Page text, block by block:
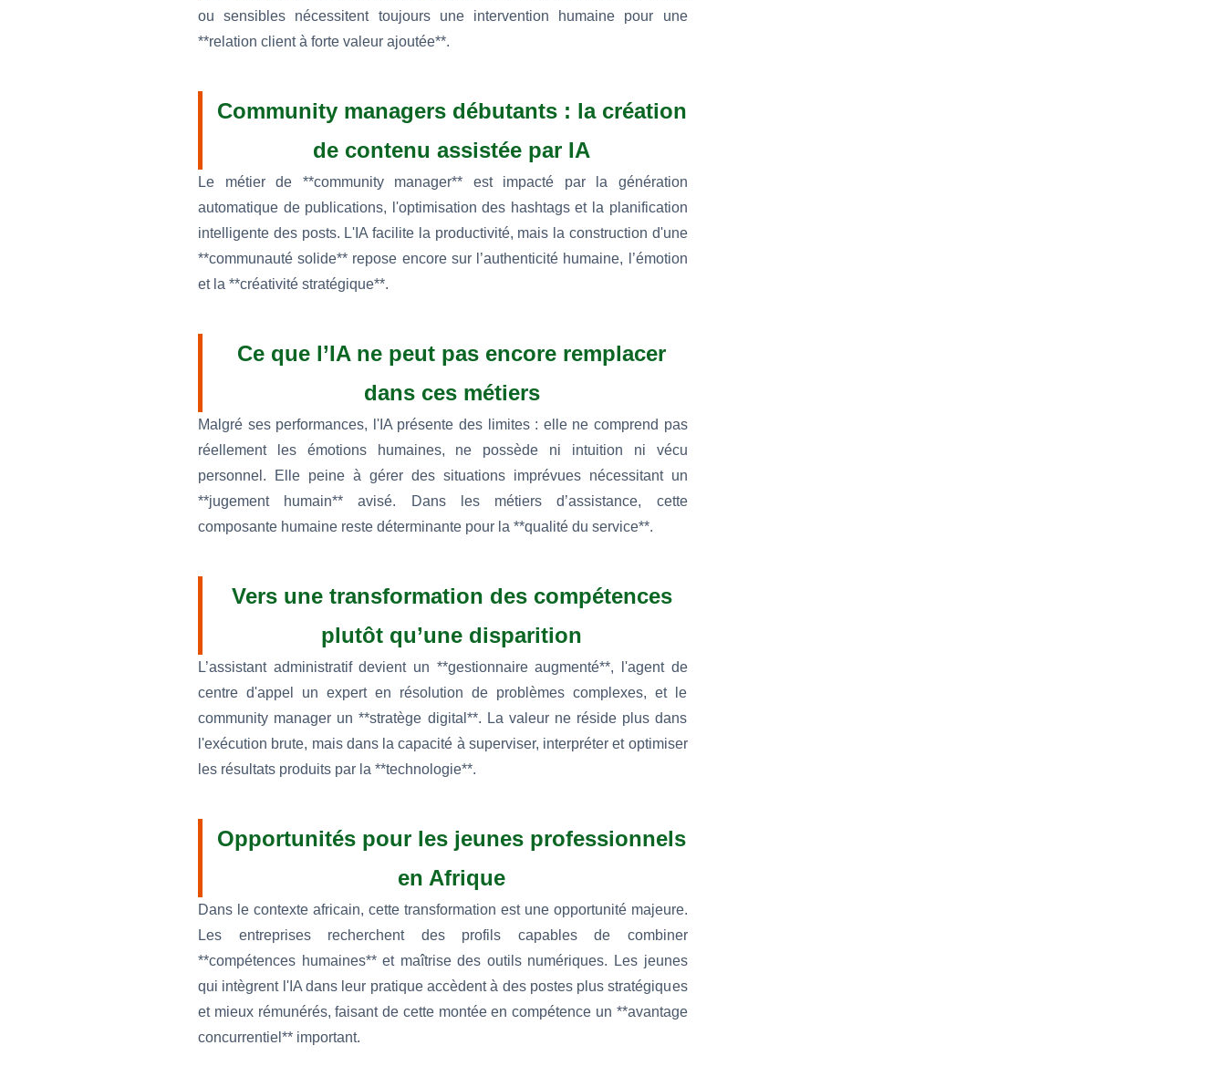
ou sensibles nécessitent toujours une intervention humaine pour une
**relation client à forte valeur ajoutée**.
Community managers débutants : la création
de contenu assistée par IA
Le métier de **community manager** est impacté par la génération
automatique de publications, l'optimisation des hashtags et la planification
intelligente des posts. L'IA facilite la productivité, mais la construction d'une
**communauté solide** repose encore sur l’authenticité humaine, l’émotion
et la **créativité stratégique**.
Ce que l’IA ne peut pas encore remplacer
dans ces métiers
Malgré ses performances, l'IA présente des limites : elle ne comprend pas
réellement les émotions humaines, ne possède ni intuition ni vécu
personnel. Elle peine à gérer des situations imprévues nécessitant un
**jugement humain** avisé. Dans les métiers d’assistance, cette
composante humaine reste déterminante pour la **qualité du service**.
Vers une transformation des compétences
plutôt qu’une disparition
L’assistant administratif devient un **gestionnaire augmenté**, l'agent de
centre d'appel un expert en résolution de problèmes complexes, et le
community manager un **stratège digital**. La valeur ne réside plus dans
l'exécution brute, mais dans la capacité à superviser, interpréter et optimiser
les résultats produits par la **technologie**.
Opportunités pour les jeunes professionnels
en Afrique
Dans le contexte africain, cette transformation est une opportunité majeure.
Les entreprises recherchent des profils capables de combiner
**compétences humaines** et maîtrise des outils numériques. Les jeunes
qui intègrent l'IA dans leur pratique accèdent à des postes plus stratégiques
et mieux rémunérés, faisant de cette montée en compétence un **avantage
concurrentiel** important.